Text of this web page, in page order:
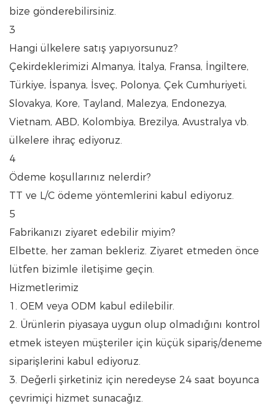
bize gönderebilirsiniz.
3
Hangi ülkelere satış yapıyorsunuz?
Çekirdeklerimizi Almanya, İtalya, Fransa, İngiltere,
Türkiye, İspanya, İsveç, Polonya, Çek Cumhuriyeti,
Slovakya, Kore, Tayland, Malezya, Endonezya,
Vietnam, ABD, Kolombiya, Brezilya, Avustralya vb.
ülkelere ihraç ediyoruz.
4
Ödeme koşullarınız nelerdir?
TT ve L/C ödeme yöntemlerini kabul ediyoruz.
5
Fabrikanızı ziyaret edebilir miyim?
Elbette, her zaman bekleriz. Ziyaret etmeden önce
lütfen bizimle iletişime geçin.
Hizmetlerimiz
1. OEM veya ODM kabul edilebilir.
2. Ürünlerin piyasaya uygun olup olmadığını kontrol
etmek isteyen müşteriler için küçük sipariş/deneme
siparişlerini kabul ediyoruz.
3. Değerli şirketiniz için neredeyse 24 saat boyunca
çevrimiçi hizmet sunacağız.